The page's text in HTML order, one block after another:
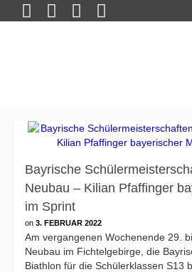
Bayrische
Neubau – Kilian Pfaffinger
im Sprint
on 3. FEBRUAR 2022
Am vergangenen Wochenende 29.
Neubau im Fichtelgebirge, die
Biathlon für die Schülerklassen S13